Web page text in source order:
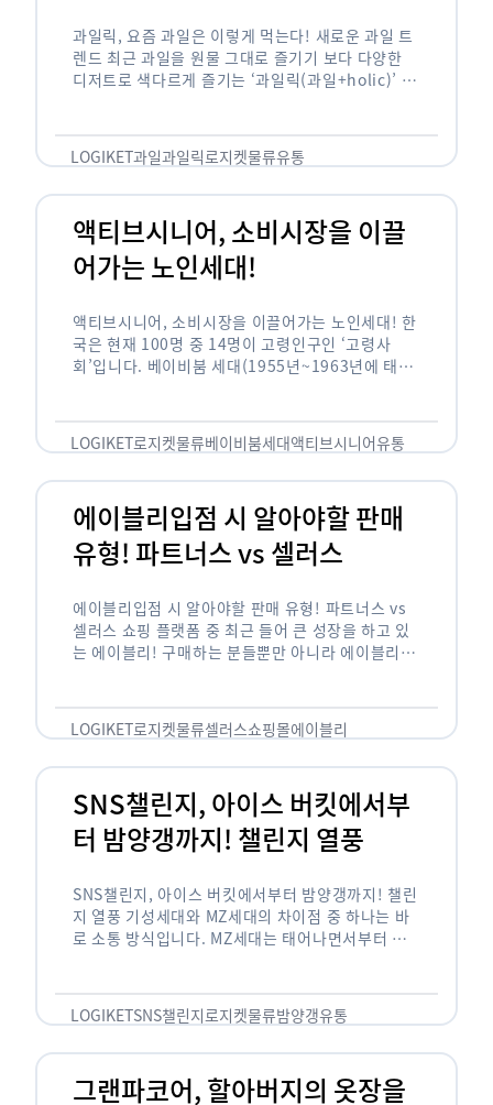
과일릭, 요즘 과일은 이렇게 먹는다! 새로운 과일 트
렌드 최근 과일을 원물 그대로 즐기기 보다 다양한
디저트로 색다르게 즐기는 ‘과일릭(과일+holic)’ 트
…
LOGIKET과일과일릭로지켓물류유통
액티브시니어, 소비시장을 이끌
어가는 노인세대!
액티브시니어, 소비시장을 이끌어가는 노인세대! 한
국은 현재 100명 중 14명이 고령인구인 ‘고령사
회’입니다. 베이비붐 세대(1955년~1963년에 태어
오고 있습니다. 하지만 사회가 늙어가는 …
LOGIKET로지켓물류베이비붐세대액티브시니어유통
에이블리입점 시 알아야할 판매
유형! 파트너스 vs 셀러스
에이블리입점 시 알아야할 판매 유형! 파트너스 vs
셀러스 쇼핑 플랫폼 중 최근 들어 큰 성장을 하고 있
는 에이블리! 구매하는 분들뿐만 아니라 에이블리에
LOGIKET로지켓물류셀러스쇼핑몰에이블리
SNS챌린지, 아이스 버킷에서부
터 밤양갱까지! 챌린지 열풍
SNS챌린지, 아이스 버킷에서부터 밤양갱까지! 챌린
지 열풍 기성세대와 MZ세대의 차이점 중 하나는 바
로 소통 방식입니다. MZ세대는 태어나면서부터 디
도 능숙한 …
LOGIKETSNS챌린지로지켓물류밤양갱유통
그랜파코어, 할아버지의 옷장을